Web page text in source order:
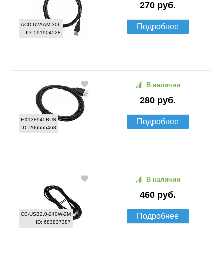
ACD-U2AAM-30L
ID: 591904528
270 руб.
Подробнее
EX138945RUS
ID: 206555468
280 руб.
В наличии
Подробнее
CC-USB2.0-240W-2M
ID: 683837387
460 руб.
В наличии
Подробнее